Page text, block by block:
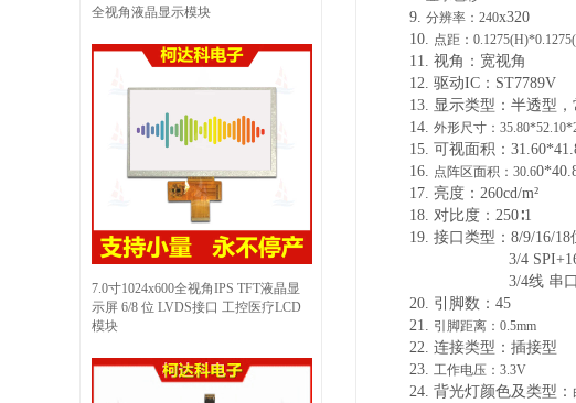
全视角液晶显示模块
7.0寸1024x600全视角IPS TFT液晶显
示屏 6/8 位 LVDS接口 工控医疗LCD
模块
9. 分辨率： 240x320
10.
点距：
11. 视角： 宽视角
12. 驱动IC：ST7789V
13. 显示类型： 半透型，
14. 外形尺寸：
15. 可视面积：
16.
点阵区面积： 30.60*40.
17. 亮度： 260cd/m²
18. 对比度： 250∶1
19. 接口类型： 8/9/16/18
3/4
3/4线 串口
20. 引脚数： 45
21.
引脚距离： 0.5mm
22. 连接类型 ： 插接型
23. 工作电压： 3.3V
24. 背光灯颜色及类型 ：